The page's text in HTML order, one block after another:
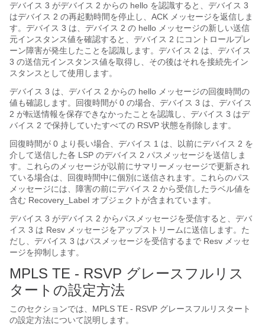
デバイス 3 がデバイス 2 からの hello を認識すると、デバイス 3
はデバイス 2 の再起動時間を停止し、ACK メッセージを返信しま
す。デバイス 3 は、デバイス 2 の hello メッセージの新しい送信
元インスタンス値を確認すると、デバイス 2 にコントロールプレ
ーン障害が発生したことを認識します。デバイス 2 は、デバイス
3 の送信元インスタンス値を取得し、その後はそれを接続先イン
スタンスとして使用します。
デバイス 3 は、デバイス 2 からの hello メッセージの回復時間の
値も確認します。回復時間が 0 の場合、デバイス 3 は、デバイス
2 が転送情報を保存できなかったことを認識し、デバイス 3 はデ
バイス 2 で保持していたすべての RSVP 状態を削除します。
回復時間が 0 より長い場合、デバイス 1 は、以前にデバイス 2 を
介して送信した各 LSP のデバイス 2 パスメッセージを送信しま
す。これらのメッセージが以前にサマリーメッセージで更新され
ている場合は、回復時間中に個別に送信されます。これらのパス
メッセージには、障害の前にデバイス 2 から受信したラベル値を
含む Recovery_Label オブジェクトが含まれています。
デバイス 3 がデバイス 2 からパスメッセージを受信すると、デバ
イス 3 は Resv メッセージをアップストリームに送信します。た
だし、デバイス 3 はパスメッセージを受信するまで Resv メッセ
ージを抑制します。
MPLS TE - RSVP グレースフルリス
タートの設定方法
このセクションでは、MPLS TE - RSVP グレースフルリスタート
の設定方法について説明します。